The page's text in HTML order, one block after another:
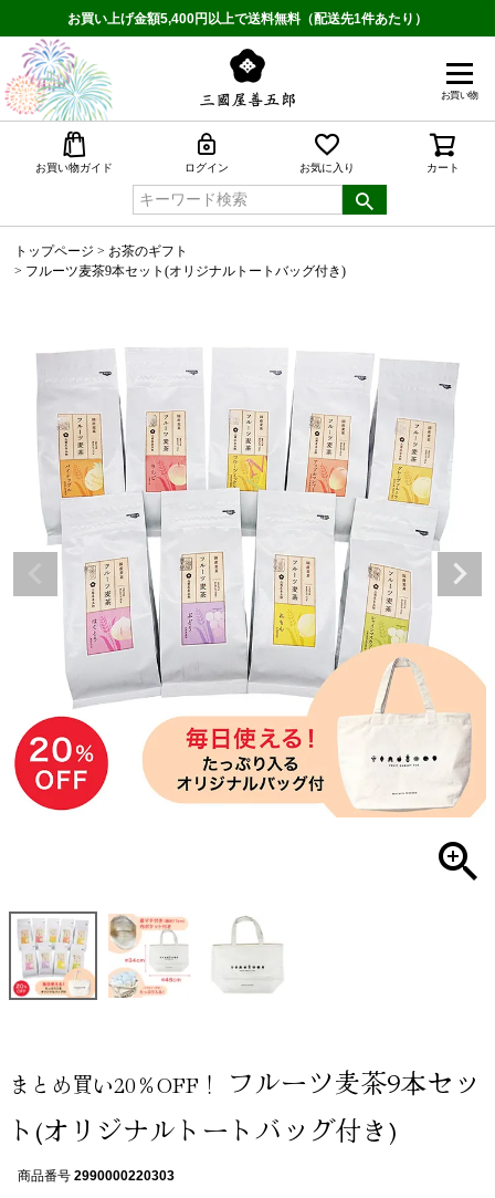
お買い上げ金額5,400円以上で送料無料（配送先1件あたり）
お買い物
お買い物ガイド ログイン お気に入り カート
トップページ
お茶のギフト
フルーツ麦茶9本セット(オリジナルトートバッグ付き)
まとめ買い20％OFF！
フルーツ麦茶9本セッ
ト(オリジナルトートバッグ付き)
商品番号 2990000220303